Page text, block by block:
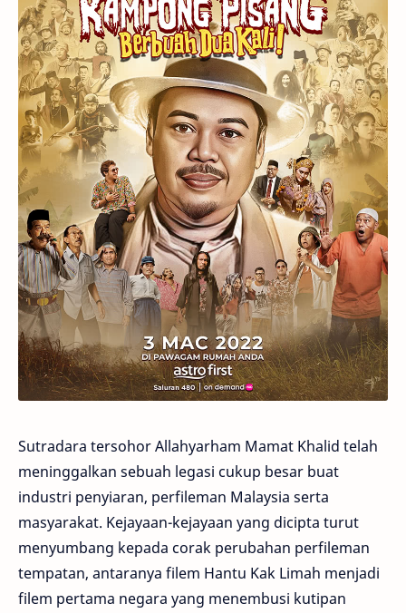
Sutradara tersohor Allahyarham Mamat Khalid telah
meninggalkan sebuah legasi cukup besar buat
industri penyiaran, perfileman Malaysia serta
masyarakat. Kejayaan-kejayaan yang dicipta turut
menyumbang kepada corak perubahan perfileman
tempatan, antaranya filem Hantu Kak Limah menjadi
filem pertama negara yang menembusi kutipan